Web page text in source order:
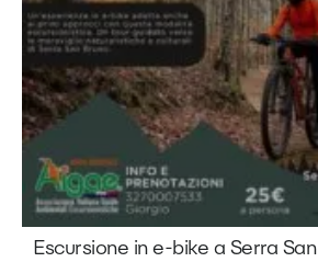
Escursione in e-bike a Serra